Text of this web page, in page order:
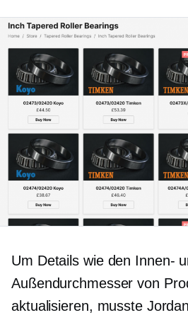
Um Details wie den Innen-
Außendurchmesser von
aktualisieren, musste